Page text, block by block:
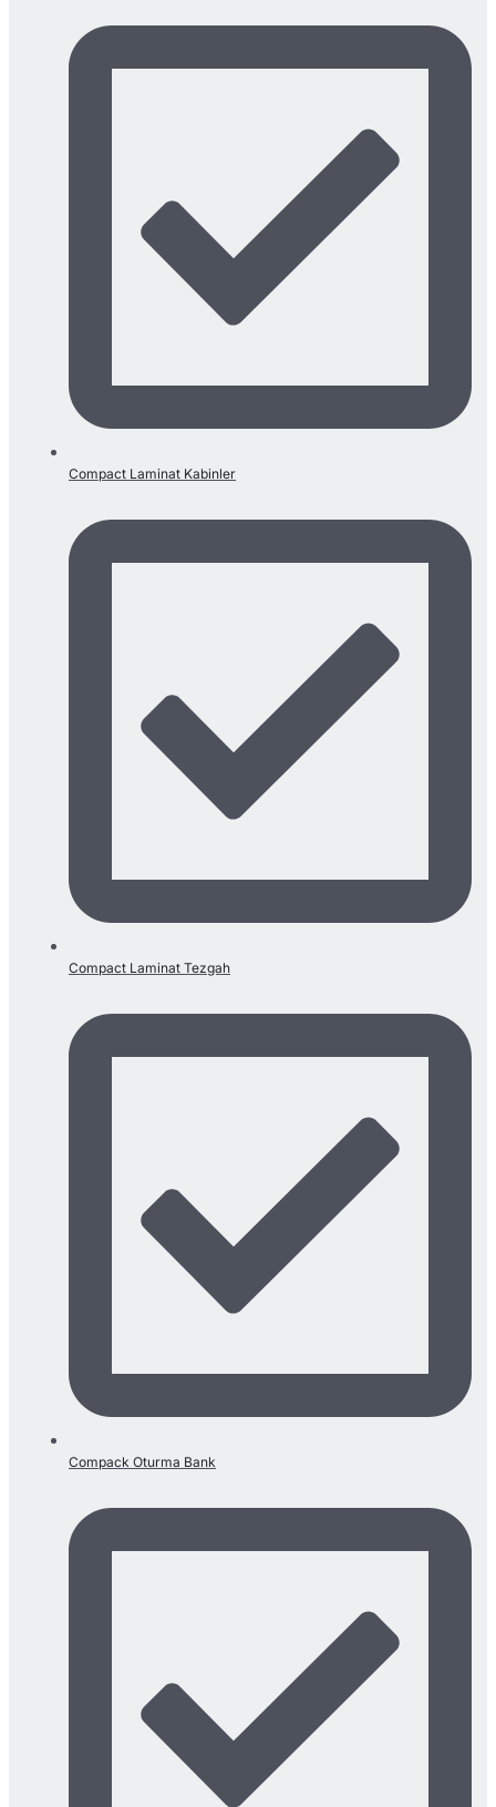
Compact Laminat Kabinler
Compact Laminat Tezgah
Compack Oturma Bank